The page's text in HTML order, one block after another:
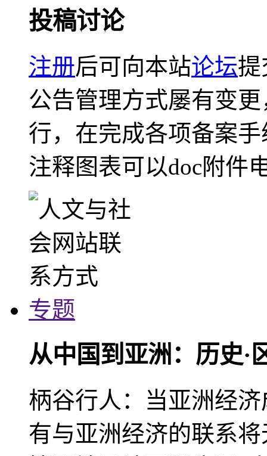
投稿讨论
注册后可向本站论坛提
公告管理方式屡有变
行，在完成各项备案
注释图表可以doc附件
专题
从中国到亚洲：历史·
柄谷行人：当亚洲经
有与亚洲经济的联系